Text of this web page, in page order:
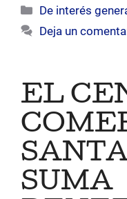
Categorías
De interés
Deja un
EL
SUMA